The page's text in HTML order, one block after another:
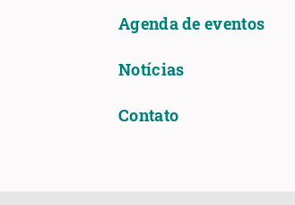
Agenda de eventos
Notícias
Contato